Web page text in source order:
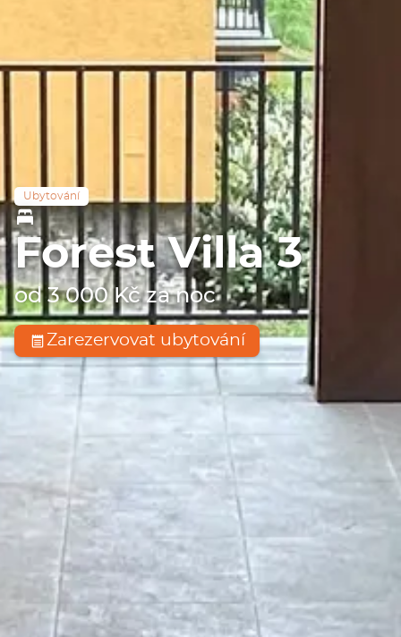
Ubytování
Forest Villa 3
od 3 000 Kč za noc
Zarezervovat ubytování